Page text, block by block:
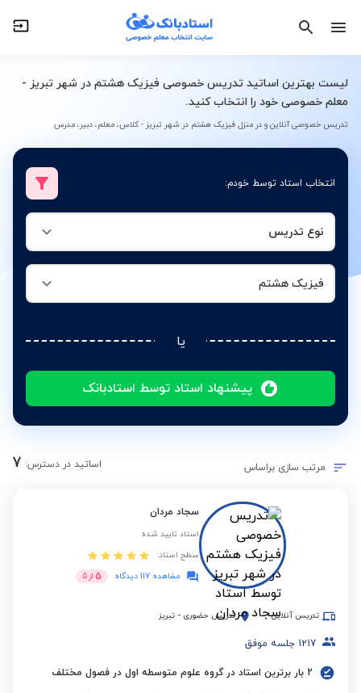
لیست بهترین اساتید تدریس خصوصی فیزیک هشتم در شهر تبریز -
معلم خصوصی خود را انتخاب کنید.
تدریس خصوصی آنلاین و در منزل فیزیک هشتم در شهر تبریز - کلاس، معلم، دبیر، مدرس
انتخاب استاد توسط خودم:
نوع تدریس
فیزیک هشتم
یا
پیشنهاد استاد توسط استادبانک
فیزیک هشتم
مرتب سازی براساس اساتید در دسترس: 7
سجاد مردان
استاد تایید شده
سطح استاد:
مشاهده 117 دیدگاه
5 از 5
تدریس آنلاین تدریس حضوری - تبریز
1217 جلسه موفق
2 بار برترین استاد در گروه علوم متوسطه اول در فصول مختلف